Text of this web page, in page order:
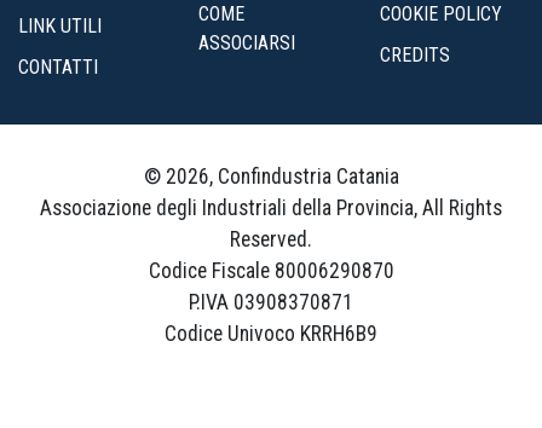
LINK UTILI
CONTATTI
COME
ASSOCIARSI
COOKIE POLICY
CREDITS
© 2026, Confindustria Catania
Associazione degli Industriali della Provincia, All Rights
Reserved.
Codice Fiscale 80006290870
P.IVA 03908370871
Codice Univoco KRRH6B9